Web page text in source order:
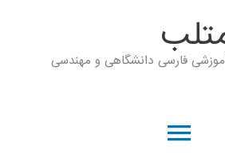
فارسی دانشگاهی و مهندسی
فهرست